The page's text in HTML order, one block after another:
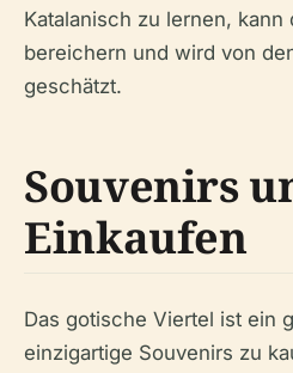
Katalanisch zu lernen, kann
bereichern und wird von
geschätzt.
Souvenirs
Einkaufen
Das gotische Viertel ist ein
einzigartige Souvenirs zu